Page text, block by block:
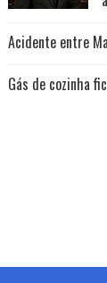
Acidente entre
Gás de cozinha